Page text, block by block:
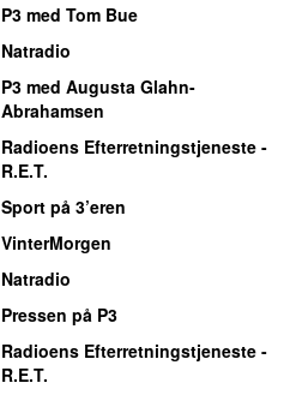
P3 med Tom Bue
Natradio
P3 med Augusta Glahn-
Abrahamsen
Radioens Efterretningstjeneste -
R.E.T.
Sport på 3’eren
VinterMorgen
Natradio
Pressen på P3
Radioens Efterretningstjeneste -
R.E.T.